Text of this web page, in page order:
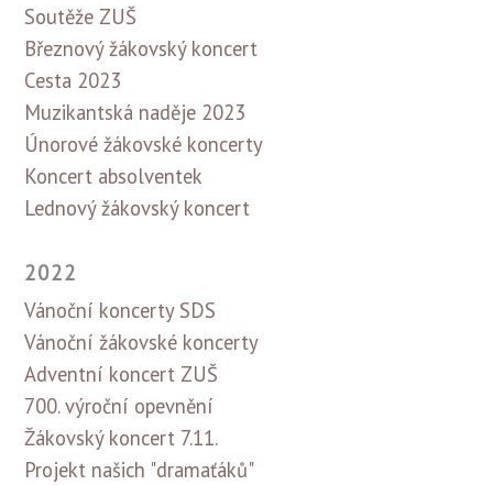
Soutěže ZUŠ
Březnový žákovský koncert
Cesta 2023
Muzikantská naděje 2023
Únorové žákovské koncerty
Koncert absolventek
Lednový žákovský koncert
2022
Vánoční koncerty SDS
Vánoční žákovské koncerty
Adventní koncert ZUŠ
700. výroční opevnění
Žákovský koncert 7.11.
Projekt našich "dramaťáků"